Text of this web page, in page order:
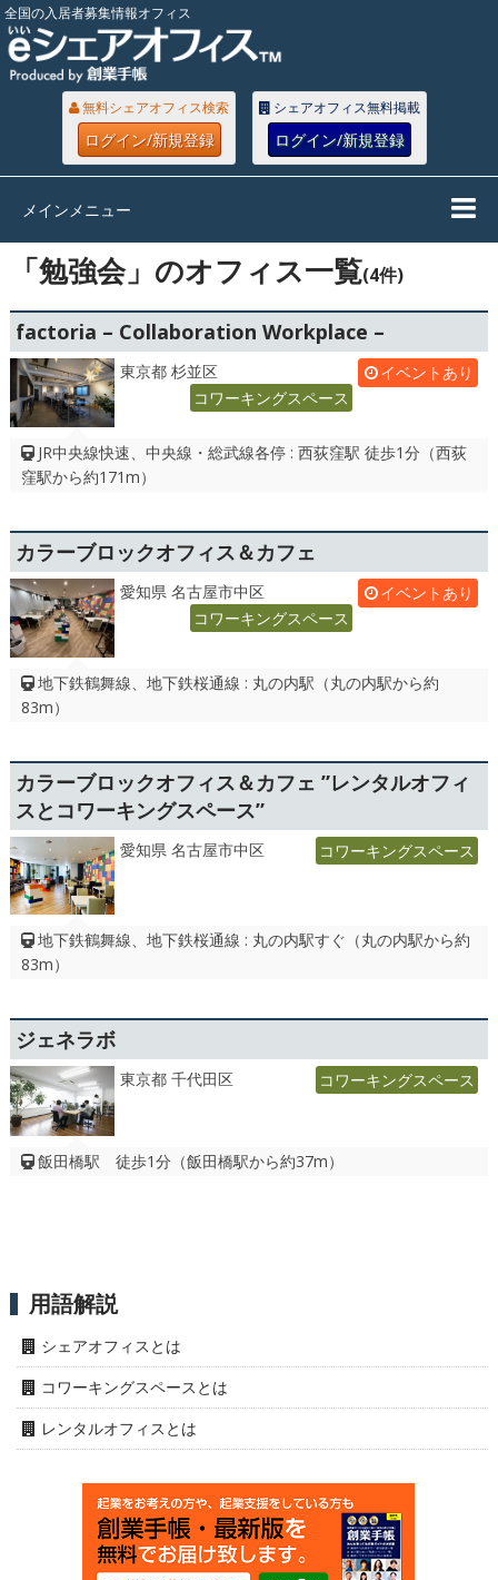
全国の入居者募集情報オフィス
無料シェアオフィス検索
ログイン/新規登録
シェアオフィス無料掲載
ログイン/新規登録
メインメニュー
「勉強会」のオフィス一覧(4件)
factoria – Collaboration Workplace –
東京都 杉並区
イベントあり
コワーキングスペース
JR中央線快速、中央線・総武線各停 : 西荻窪駅 徒歩1分（西荻
窪駅から約171m）
カラーブロックオフィス＆カフェ
愛知県 名古屋市中区
イベントあり
コワーキングスペース
地下鉄鶴舞線、地下鉄桜通線 : 丸の内駅（丸の内駅から約
83m）
カラーブロックオフィス＆カフェ ”レンタルオフィ
スとコワーキングスペース”
愛知県 名古屋市中区 コワーキングスペース
地下鉄鶴舞線、地下鉄桜通線 : 丸の内駅すぐ（丸の内駅から約
83m）
ジェネラボ
東京都 千代田区 コワーキングスペース
飯田橋駅 徒歩1分（飯田橋駅から約37m）
用語解説
シェアオフィスとは
コワーキングスペースとは
レンタルオフィスとは